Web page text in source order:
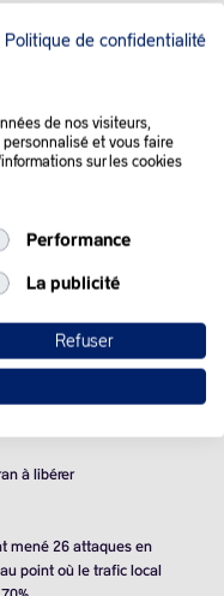
jeudi, poussés
américaine plus forte
des attaques
en mer Rouge
force majeure sur un
le pays d’une
jour.
pétrolier dans le golfe
par les Etats-
Iranien transportée
fond de tensions
à libérer
mené 26 attaques en
point où le trafic local
Politique de confidentialité
de nos visiteurs,
et vous faire
sur les cookies
Performance
La publicité
Refuser